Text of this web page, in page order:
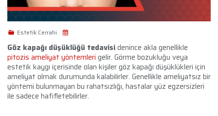
Estetik Cerrahi
Göz kapağı düşüklüğü tedavisidenince akla genellikle
pitozis ameliyat yöntemleri gelir. Görme bozukluğu veya
estetik kaygı içerisinde olan kişiler göz kapağı düşüklükleri için
ameliyat olmak durumunda kalabilirler. Genellikle ameliyatsız bir
yöntemi bulunmayan bu rahatsızlığı, hastalar yüz egzersizleri
ile sadece hafifletebilirler.